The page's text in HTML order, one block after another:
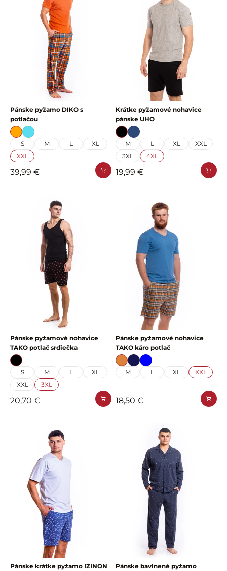
Pánske pyžamo DIKO s
potlačou
S M L
XL
XXL
39,99 €
Krátke pyžamové nohavice
pánske UHO
M L XL
XXL
3XL
4XL
19,99 €
Pánske pyžamové nohavice
TAKO potlač srdiečka
S M L
XL
XXL
3XL
20,70 €
Pánske pyžamové nohavice
TAKO káro potlač
M L XL XXL
18,50 €
Pánske krátke pyžamo IZINON
Pánske bavlnené pyžamo